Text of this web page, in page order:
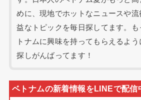
めに、現地でホットなニュースや流
益なトピックを毎日探してます。も
トナムに興味を持ってもらえるよう
探しがんばってます！